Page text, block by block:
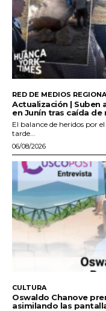
RED DE MEDIOS
Actualización | Suben
en Junín tras caída
El balance de heridos por
tarde...
06/08/2026
CULTURA
Oswaldo Chanove
asimilando las